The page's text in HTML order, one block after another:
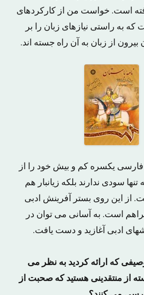
است. خواست من از کارکردهای
که به راستی نیازهای زبان را بر
بیرون از زبان به آن راه جسته اند.
فارسی یکسره کم و بیش خود را از
تنها سودی ندارند بلکه زیانبار هم
از این روی بستر آفرینش ادبی
است. به آسانی می توان در
ادبی آغازید و دست یافت.
که ارائه کردید به نظر می
از منتقدینی هستید که صحبت از